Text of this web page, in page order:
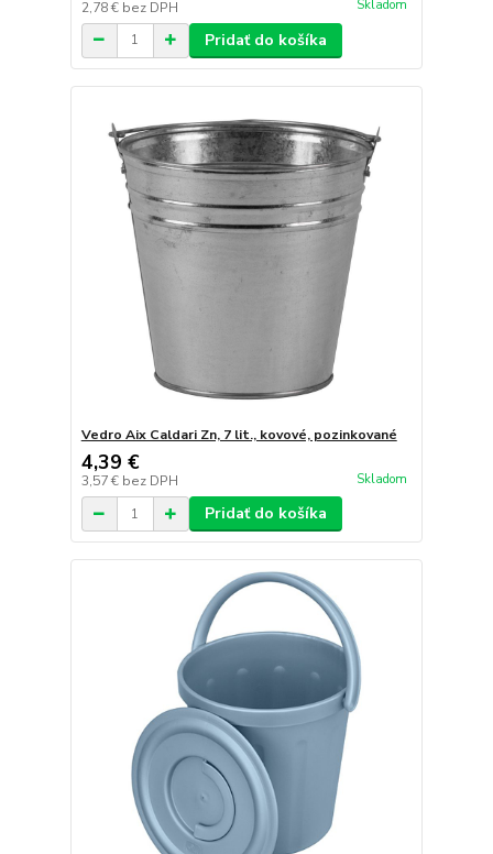
2,78 € bez DPH Skladom
Pridať do košíka
Vedro Aix Caldari Zn, 7 lit., kovové, pozinkované
4,39 €
3,57 € bez DPH Skladom
Pridať do košíka